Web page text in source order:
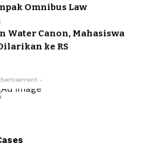
Omnibus Law
Water Canon, Mahasiswa
ke RS
-